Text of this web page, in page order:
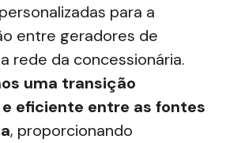
para a
entre geradores de
rede da concessionária.
uma transição
eficiente entre as fontes
, proporcionando